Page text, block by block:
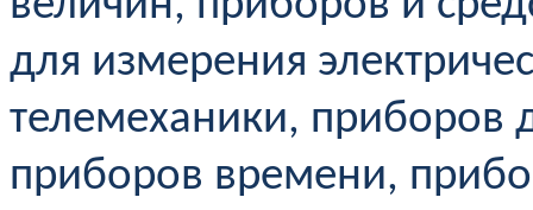
для измерения
телемеханики, приборов
приборов времени,